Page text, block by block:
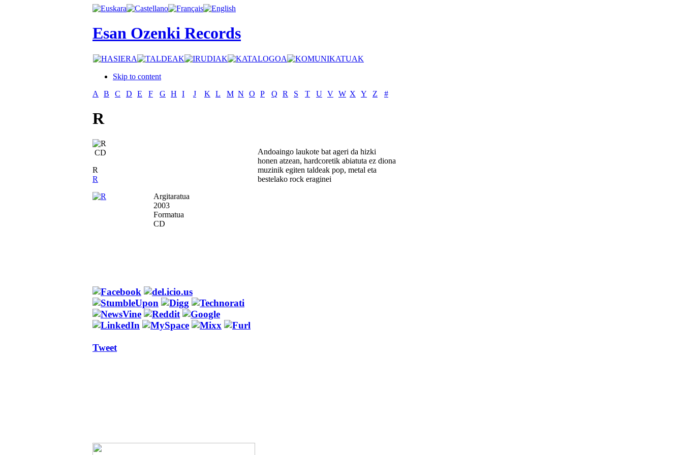
Esan Ozenki Records
Skip to content
A
B C D E F G H I J K L M N O P Q R S T U V W X Y Z #
R
CD
R
R
Argitaratua
2003
Formatua
CD
Tweet
Andoaingo laukote bat ageri da hizki
honen atzean, hardcoretik abiatuta ez diona
muzinik egiten taldeak pop, metal eta
bestelako rock eraginei